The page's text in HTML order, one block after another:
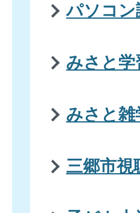
パソコン
みさと
みさと雑
三郷市視